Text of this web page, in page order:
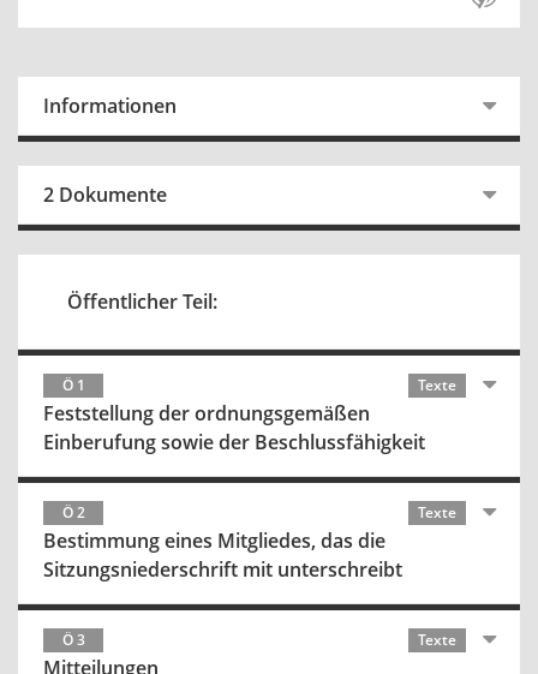
Informationen
2 Dokumente
Öffentlicher Teil:
Ö 1 Texte
Feststellung der ordnungsgemäßen
Einberufung sowie der Beschlussfähigkeit
Ö 2 Texte
Bestimmung eines Mitgliedes, das die
Sitzungsniederschrift mit unterschreibt
Ö 3 Texte
Mitteilungen